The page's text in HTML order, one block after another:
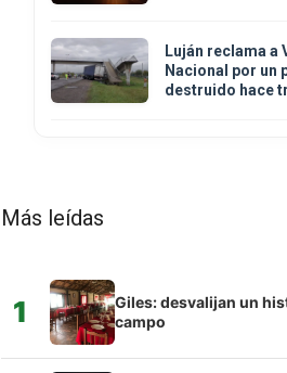
Luján reclama a
Nacional por un
destruido hace
Más leídas
1
Giles: desvalijan un
campo